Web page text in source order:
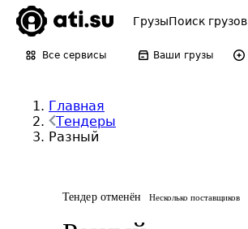
ГрузыПоиск грузов
Все сервисы Ваши грузы
Главная
Тендеры
Разный
Тендер отменён Несколько поставщиков